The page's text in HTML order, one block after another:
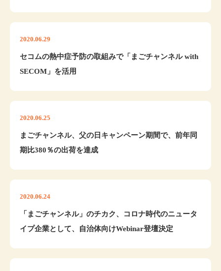
2020.06.29
セコムの熱中症予防の取組みで「まごチャンネル with
SECOM」を活用
2020.06.25
まごチャンネル、父の日キャンペーン期間で、前年同
期比380％の出荷を達成
2020.06.24
「まごチャンネル」のチカク、コロナ時代のニュータ
イプ企業として、自治体向けWebinar登壇決定